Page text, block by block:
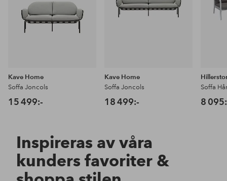
Kave Home
Soffa Joncols
15 499:-
Kave Home
Soffa Joncols
18 499:- 8
Inspireras av våra
kunders favoriter &